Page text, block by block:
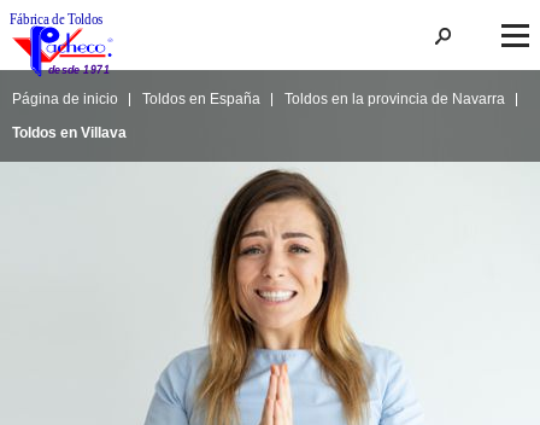
Página de inicio Toldos en España
Toldos en la provincia de Navarra
Toldos en Villava